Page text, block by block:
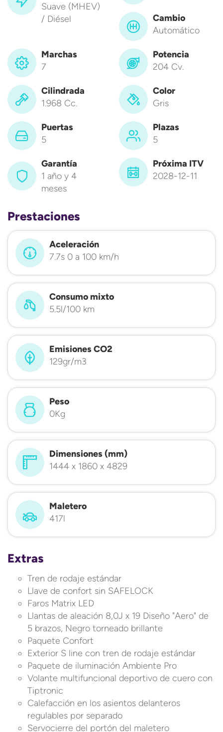
Suave (MHEV)
/ Diésel
Cambio
Automático
Marchas
7
Potencia
204 Cv.
Cilindrada
1.968 Cc.
Color
Gris
Puertas
5
Plazas
5
Garantía
1 año y 4
meses
Próxima ITV
2028-12-11
Prestaciones
Aceleración
7.7s 0 a 100 km/h
Consumo mixto
5.5l/100 km
Emisiones CO2
129gr/m3
Peso
0Kg
Dimensiones (mm)
1444 x 1860 x 4829
Maletero
417l
Extras
Tren de rodaje estándar
Llave de confort sin SAFELOCK
Faros Matrix LED
Llantas de aleación 8,0J x 19 Diseño "Aero" de
5 brazos, Negro torneado brillante
Paquete Confort
Exterior S line con tren de rodaje estándar
Paquete de iluminación Ambiente Pro
Volante multifuncional deportivo de cuero con
Tiptronic
Calefacción en los asientos delanteros
regulables por separado
Servocierre del portón del maletero